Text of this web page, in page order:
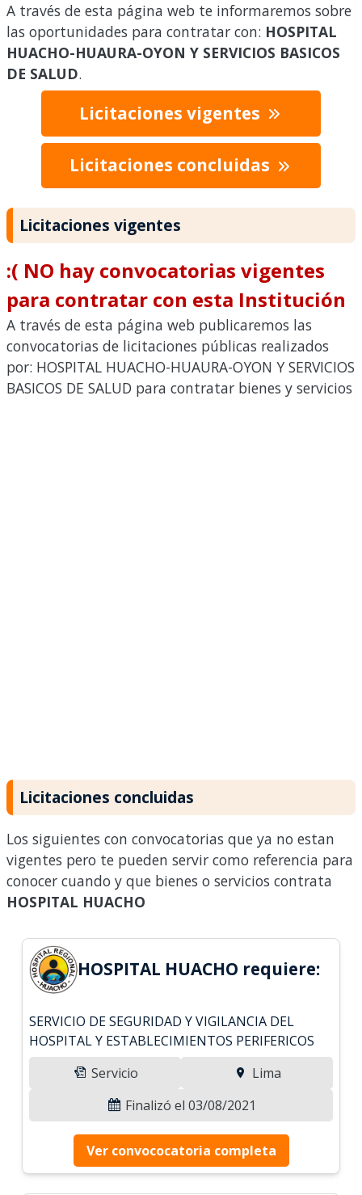
A través de esta página web te informaremos sobre
las oportunidades para contratar con: HOSPITAL
HUACHO-HUAURA-OYON Y SERVICIOS BASICOS
DE SALUD.
Licitaciones vigentes
Licitaciones concluidas
Licitaciones vigentes
:( NO hay convocatorias vigentes
para contratar con esta Institución
A través de esta página web publicaremos las
convocatorias de licitaciones públicas realizados
por: HOSPITAL HUACHO-HUAURA-OYON Y SERVICIOS
BASICOS DE SALUD para contratar bienes y servicios
Licitaciones concluidas
Los siguientes con convocatorias que ya no estan
vigentes pero te pueden servir como referencia para
conocer cuando y que bienes o servicios contrata
HOSPITAL HUACHO
HOSPITAL HUACHO requiere:
SERVICIO DE SEGURIDAD Y VIGILANCIA DEL
HOSPITAL Y ESTABLECIMIENTOS PERIFERICOS
Servicio
Lima
Finalizó el 03/08/2021
Ver convococatoria completa